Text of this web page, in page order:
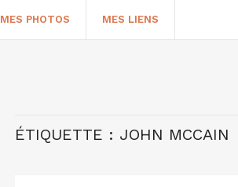
MES PHOTOS MES LIENS
ÉTIQUETTE : JOHN MCCAIN